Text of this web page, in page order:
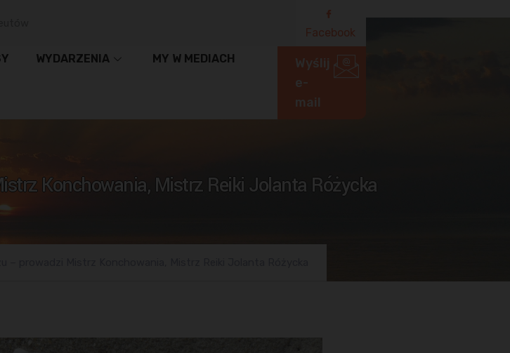
Facebook
WYDARZENIA
MY W MEDIACH
Wyślij
e-
mail
Konchowania, Mistrz Reiki Jolanta Różycka